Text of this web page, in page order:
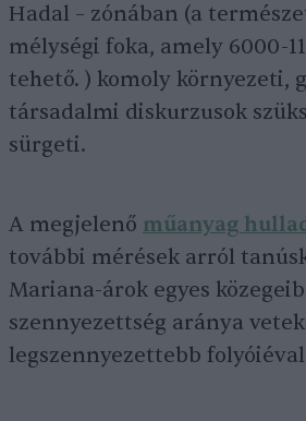
Hadal – zónában (a
mélységi foka, amely 6000-
tehető. ) komoly környezeti,
társadalmi diskurzusok
sürgeti.
A megjelenő műanyag
további mérések arról
Mariana-árok egyes
szennyezettség aránya
legszennyezettebb